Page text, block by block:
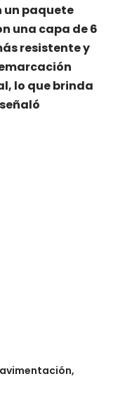
un paquete
una capa de 6
resistente y
lo que brinda